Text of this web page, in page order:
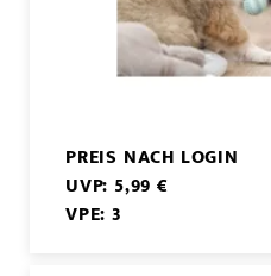
PREIS NACH LOGIN
UVP: 5,99 €
VPE: 3